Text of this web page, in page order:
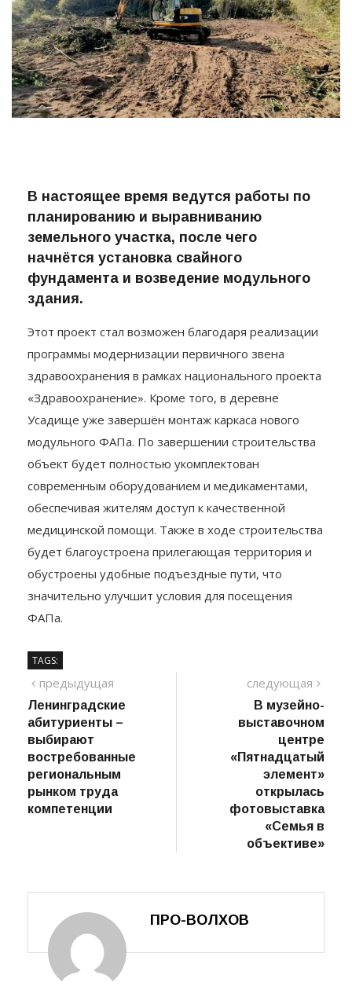
В настоящее время ведутся работы по
планированию и выравниванию
земельного участка, после чего
начнётся установка свайного
фундамента и возведение модульного
здания.
Этот проект стал возможен благодаря реализации
программы модернизации первичного звена
здравоохранения в рамках национального проекта
«Здравоохранение». Кроме того, в деревне
Усадище уже завершён монтаж каркаса нового
модульного ФАПа. По завершении строительства
объект будет полностью укомплектован
современным оборудованием и медикаментами,
обеспечивая жителям доступ к качественной
медицинской помощи. Также в ходе строительства
будет благоустроена прилегающая территория и
обустроены удобные подъездные пути, что
значительно улучшит условия для посещения
ФАПа.
TAGS:
Навигация
по
записям
предыдущая
Ленинградские
абитуриенты –
выбирают
востребованные
региональным
рынком труда
компетенции
следующая
В музейно-
выставочном
центре
«Пятнадцатый
элемент»
открылась
фотовыставка
«Семья в
объективе»
ПРО-ВОЛХОВ